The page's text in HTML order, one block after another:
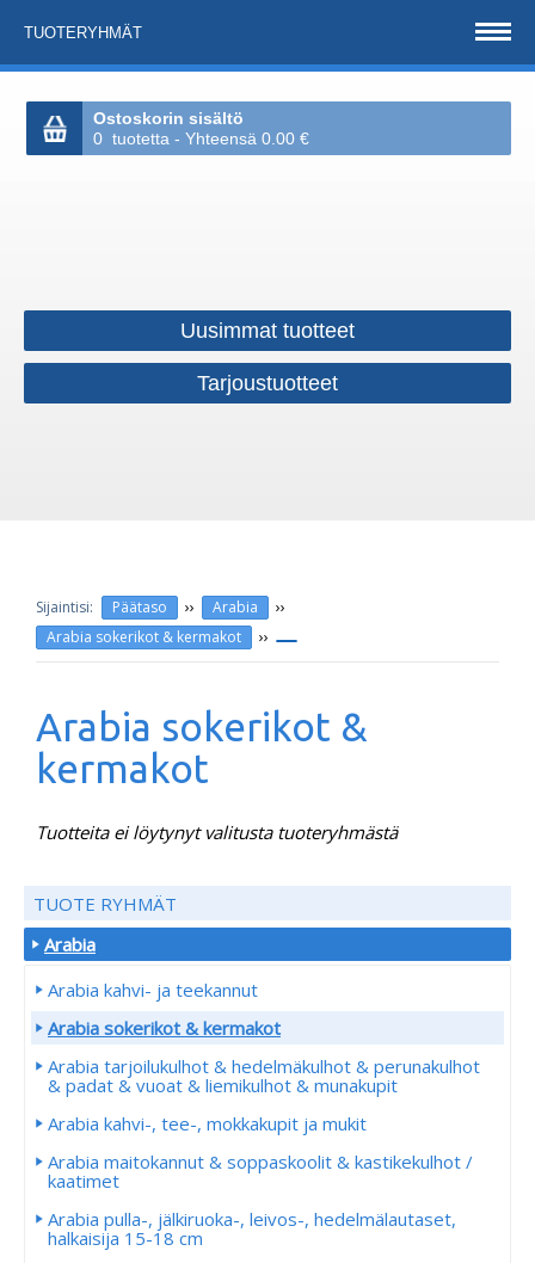
TUOTERYHMÄT
Ostoskorin sisältö
0 tuotetta - Yhteensä 0.00 €
Uusimmat tuotteet
Tarjoustuotteet
Päätaso ›› Arabia ››
Arabia sokerikot & kermakot ››
Arabia sokerikot &
kermakot
Tuotteita ei löytynyt valitusta tuoteryhmästä
TUOTE RYHMÄT
Arabia
Arabia kahvi- ja teekannut
Arabia sokerikot & kermakot
Arabia tarjoilukulhot & hedelmäkulhot & perunakulhot
& padat & vuoat & liemikulhot & munakupit
Arabia kahvi-, tee-, mokkakupit ja mukit
Arabia maitokannut & soppaskoolit & kastikekulhot /
kaatimet
Arabia pulla-, jälkiruoka-, leivos-, hedelmälautaset,
halkaisija 15-18 cm